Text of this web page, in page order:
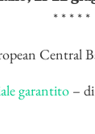
* * * * *
Central
garantito– di